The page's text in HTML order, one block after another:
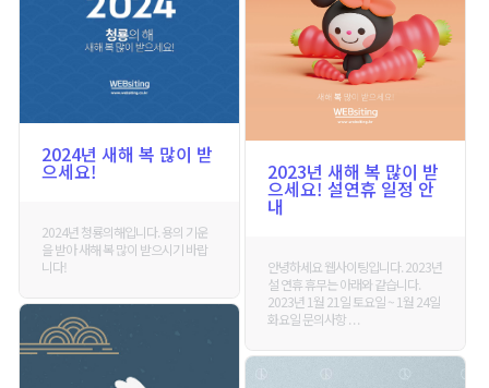
2024년 새해 복 많이 받
으세요!
2024년 청룡의해입니다. 용의 기운
을 받아 새해 복 많이 받으시기 바랍
니다!
2023년 새해 복 많이 받
으세요! 설연휴 일정 안
내
안녕하세요 웹사이팅입니다. 2023년
설 연휴 휴무는 아래와 같습니다.
2023년 1월 21일 토요일 ~ 1월 24일
화요일 문의사항 . . .